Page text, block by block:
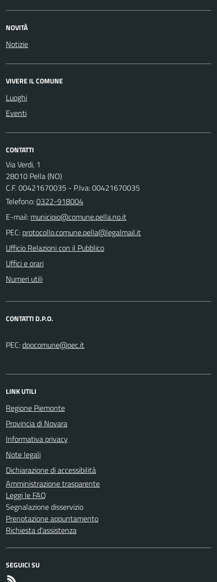
NOVITÀ
Notizie
VIVERE IL COMUNE
Luoghi
Eventi
CONTATTI
Via Verdi, 1
28010 Pella (NO)
C.F. 00421670035 - P.Iva: 00421670035
Telefono:0322-918004
E-mail:
PEC:
Ufficio Relazioni con il Pubblico
Uffici e orari
Numeri utili
CONTATTI D.P.O.
PEC:
LINK UTILI
Regione Piemonte
Provincia di Novara
Informativa privacy
Note legali
Dichiarazione di accessibilità
Amministrazione trasparente
Leggi le FAQ
Segnalazione disservizio
Prenotazione appuntamento
Richiesta d'assistenza
SEGUICI SU